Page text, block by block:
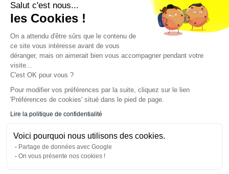
Salut c'est nous...
les Cookies !
On a attendu d'être sûrs que le contenu de
ce site vous intéresse avant de vous
déranger, mais on aimerait bien vous accompagner pendant votre
visite...
C'est OK pour vous ?
Pour modifier vos préférences par la suite, cliquez sur le lien
'Préférences de cookies' situé dans le pied de page.
Lire la politique de confidentialité
Voici pourquoi nous utilisons des cookies.
Partage de données avec Google
On vous présente nos cookies !
Newsletter
Enregistrez vous à la newsletter
Restez à l'actualité sur nos produits et les offres du
moment
NOS SERVICES
INFORMATIONS